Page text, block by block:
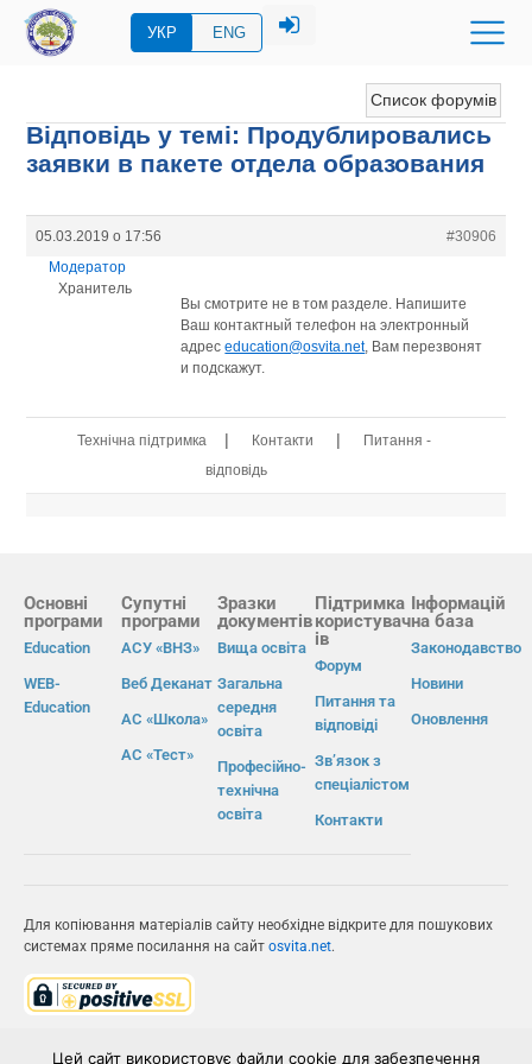
УКР ENG
Список форумів
Відповідь у темі: Продублировались
заявки в пакете отдела образования
05.03.2019 о 17:56
#30906
Модератор
Хранитель
Вы смотрите не в том разделе. Напишите
Ваш контактный телефон на электронный
адресeducation@osvita.net, Вам перезвонят
и подскажут.
Технічна підтримка | Контакти |
Питання -
відповідь
Основні
програми
Education
WEB-
Education
Супутні
програми
АСУ «ВНЗ»
Веб Деканат
АС «Школа»
АС «Тест»
Зразки
документів
Вища освіта
Загальна
середня
освіта
Професійно-
технічна
освіта
Підтримка
користувач
ів
Форум
Питання та
відповіді
Зв’язок з
спеціалістом
Контакти
Інформацій
на база
Законодавство
Новини
Оновлення
Для копіювання матеріалів сайту необхідне відкрите для пошукових
системах пряме посилання на сайт osvita.net.
Цей сайт використовує файли cookie для забезпечення